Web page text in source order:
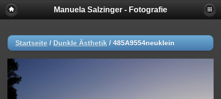
Manuela Salzinger - Fotografie
Startseite / Dunkle Ästhetik / 485A9554neuklein